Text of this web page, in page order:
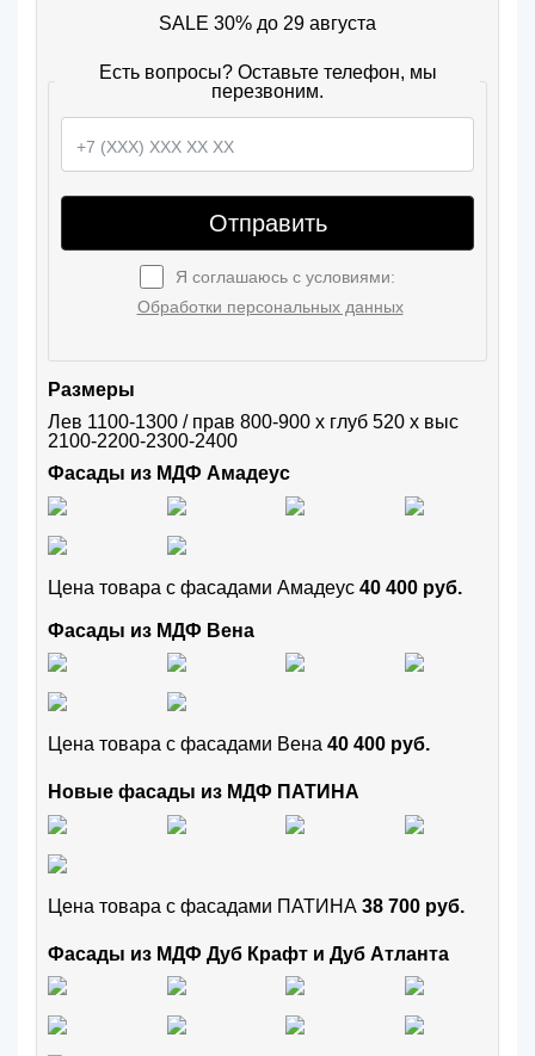
SALE 30% до 29 августа
Есть вопросы? Оставьте телефон, мы
перезвоним.
Отправить
Я соглашаюсь с условиями:
Обработки персональных данных
Размеры
Лев 1100-1300 / прав 800-900 х глуб 520 х выс
2100-2200-2300-2400
Фасады из МДФ Амадеус
Цена товара с фасадами Амадеус 40 400 руб.
Фасады из МДФ Вена
Цена товара с фасадами Вена 40 400 руб.
Новые фасады из МДФ ПАТИНА
Цена товара с фасадами ПАТИНА 38 700 руб.
Фасады из МДФ Дуб Крафт и Дуб Атланта